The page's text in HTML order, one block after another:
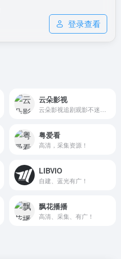
登录查看
云朵影视
粤爱看
高清，采集资源！
LIBVIO
自建、蓝光有广！
飘花播播
高清、采集、有广！